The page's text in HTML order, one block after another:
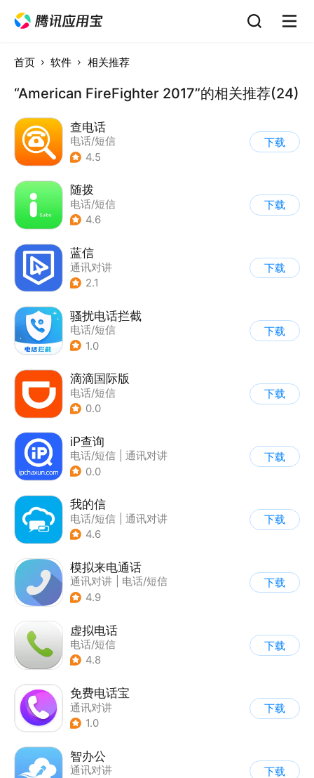
首页 软件 相关推荐
“American FireFighter 2017”的相关推荐(24)
查电话
电话/短信
4.5
下载
随拨
电话/短信
4.6
下载
蓝信
通讯对讲
2.1
下载
骚扰电话拦截
电话/短信
1.0
下载
滴滴国际版
电话/短信
0.0
下载
iP查询
电话/短信
通讯对讲
0.0
下载
我的信
电话/短信
通讯对讲
4.6
下载
模拟来电通话
通讯对讲
电话/短信
4.9
下载
虚拟电话
电话/短信
4.8
下载
免费电话宝
通讯对讲
1.0
下载
智办公
通讯对讲
下载